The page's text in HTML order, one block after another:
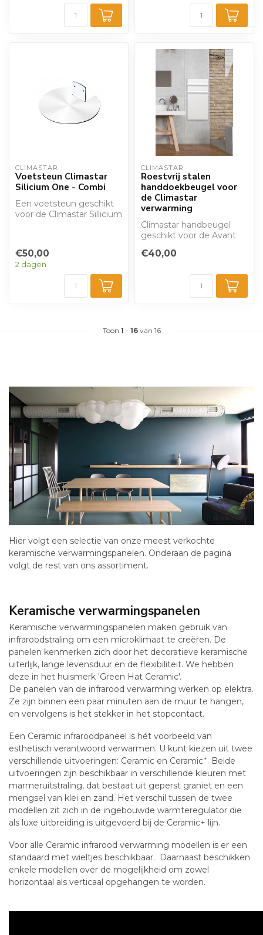
CLIMASTAR
Voetsteun Climastar
Silicium One - Combi
Een voetsteun geschikt
voor de Climastar Sillicium
€50,00
2 dagen
CLIMASTAR
Roestvrij stalen
handdoekbeugel voor
de Climastar
verwarming
Climastar handbeugel
geschikt voor de Avant
kunt u handdoe...
€40,00
Toon 1 - 16van 16
Hier volgt een selectie van onze meest verkochte
keramische verwarmingspanelen. Onderaan de pagina
volgt de rest van ons assortiment.
Keramische verwarmingspanelen
Keramische verwarmingspanelen maken gebruik van
infraroodstraling om een microklimaat te creëren. De
panelen kenmerken zich door het decoratieve keramische
uiterlijk, lange levensduur en de flexibiliteit. We hebben
deze in het huismerk 'Green Hat Ceramic'.
De panelen van de infrarood verwarming werken op elektra.
Ze zijn binnen een paar minuten aan de muur te hangen,
en vervolgens is het stekker in het stopcontact.
Een Ceramic infraroodpaneel is hét voorbeeld van
esthetisch verantwoord verwarmen. U kunt kiezen uit twee
verschillende uitvoeringen: Ceramic en Ceramic+. Beide
uitvoeringen zijn beschikbaar in verschillende kleuren met
marmeruitstraling, dat bestaat uit geperst graniet en een
mengsel van klei en zand. Het verschil tussen de twee
modellen zit zich in de ingebouwde warmteregulator die
als luxe uitbreiding is uitgevoerd bij de Ceramic+ lijn.
Voor alle Ceramic infrarood verwarming modellen is er een
standaard met wieltjes beschikbaar. Daarnaast beschikken
enkele modellen over de mogelijkheid om zowel
horizontaal als verticaal opgehangen te worden.